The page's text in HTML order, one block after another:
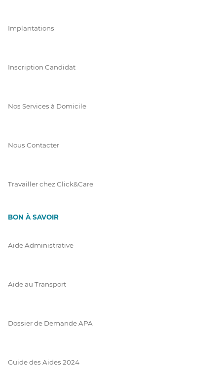
Implantations
Inscription Candidat
Nos Services à Domicile
Nous Contacter
Travailler chez Click&Care
BON À SAVOIR
Aide Administrative
Aide au Transport
Dossier de Demande APA
Guide des Aides 2024